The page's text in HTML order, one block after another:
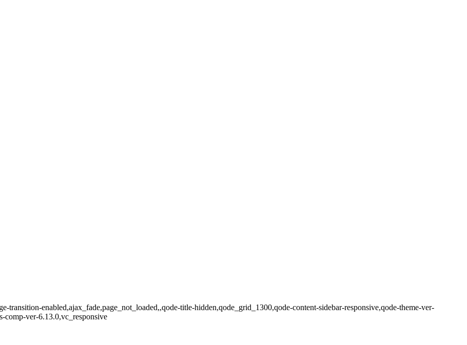
transition-enabled,ajax_fade,page_not_loaded,,qode-title-hidden,qode_grid_1300,qode-content-sidebar-responsive,qode-theme-ver-
comp-ver-6.13.0,vc_responsive